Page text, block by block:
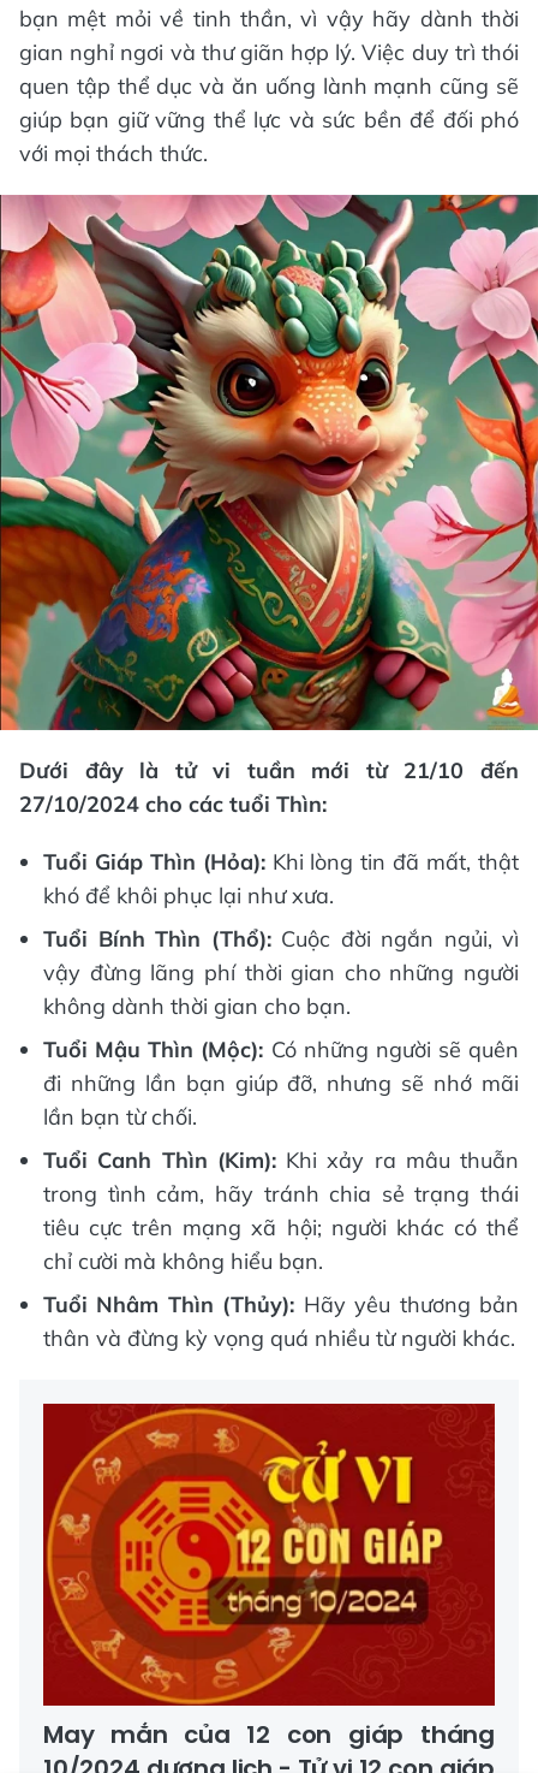
bạn mệt mỏi về tinh thần, vì vậy hãy dành thời
gian nghỉ ngơi và thư giãn hợp lý. Việc duy trì thói
quen tập thể dục và ăn uống lành mạnh cũng sẽ
giúp bạn giữ vững thể lực và sức bền để đối phó
với mọi thách thức.
Dưới đây là tử vi tuần mới từ 21/10 đến
27/10/2024 cho các tuổi Thìn:
Tuổi Giáp Thìn (Hỏa):Khi lòng tin đã mất, thật
khó để khôi phục lại như xưa.
Tuổi Bính Thìn (Thổ):Cuộc đời ngắn ngủi, vì
vậy đừng lãng phí thời gian cho những người
không dành thời gian cho bạn.
Tuổi Mậu Thìn (Mộc): Có những người sẽ quên
đi những lần bạn giúp đỡ, nhưng sẽ nhớ mãi
lần bạn từ chối.
Tuổi Canh Thìn (Kim):Khi xảy ra mâu thuẫn
trong tình cảm, hãy tránh chia sẻ trạng thái
tiêu cực trên mạng xã hội; người khác có thể
chỉ cười mà không hiểu bạn.
Tuổi Nhâm Thìn (Thủy): Hãy yêu thương bản
thân và đừng kỳ vọng quá nhiều từ người khác.
May mắn của 12 con giáp tháng